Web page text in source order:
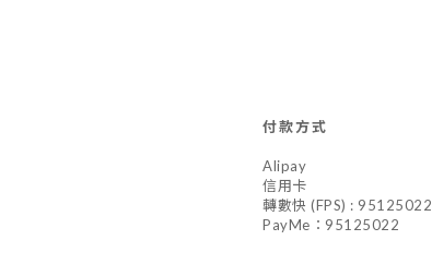
付款方式
Alipay
信用卡
轉數快 (FPS) : 95125022
PayMe：95125022